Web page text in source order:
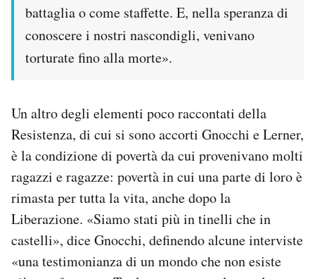
battaglia o come staffette. E, nella speranza di
conoscere i nostri nascondigli, venivano
torturate fino alla morte».
Un altro degli elementi poco raccontati della
Resistenza, di cui si sono accorti Gnocchi e Lerner,
è la condizione di povertà da cui provenivano molti
ragazzi e ragazze: povertà in cui una parte di loro è
rimasta per tutta la vita, anche dopo la
Liberazione. «Siamo stati più in tinelli che in
castelli», dice Gnocchi, definendo alcune interviste
«una testimonianza di un mondo che non esiste